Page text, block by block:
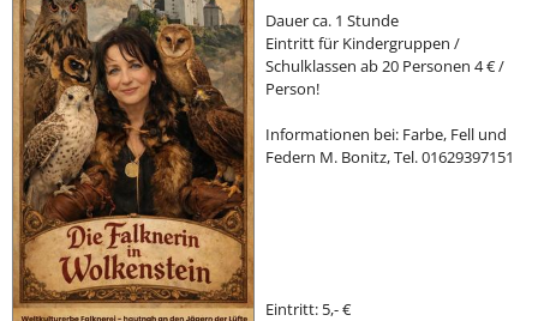
Dauer ca. 1 Stunde
Eintritt für Kindergruppen /
Schulklassen ab 20 Personen 4 € /
Person!
Informationen bei: Farbe, Fell und
Federn M. Bonitz, Tel. 01629397151
Eintritt: 5,- €